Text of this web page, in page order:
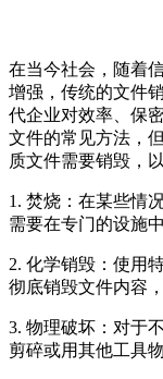
在当今社会，随着
增强，传统的文件
代企业对效率、保
文件的常见方法，
质文件需要销毁，
1. 焚烧：在某些情
需要在专门的设施
2. 化学销毁：使用
彻底销毁文件内容
3. 物理破坏：对于
剪碎或用其他工具